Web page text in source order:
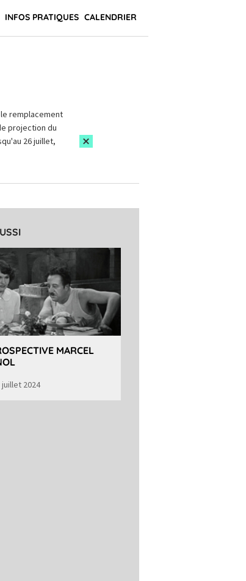
INFOS PRATIQUES CALENDRIER
remplacement
projection du
26 juillet,
MARCEL
juillet 2024